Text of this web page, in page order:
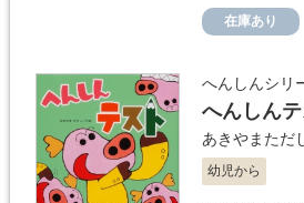
在庫あり
へんしんシリ
へんしんテ
あきやまただ
幼児から